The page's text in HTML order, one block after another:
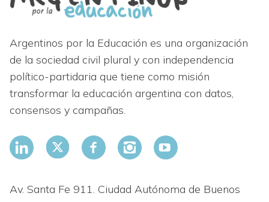
Argentinos por la Educación es una organización
de la sociedad civil plural y con independencia
político-partidaria que tiene como misión
transformar la educación argentina con datos,
consensos y campañas.
Av. Santa Fe 911. Ciudad Autónoma de Buenos